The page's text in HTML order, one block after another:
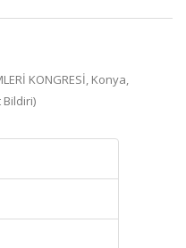
KONGRESİ, Konya,
Bildiri)